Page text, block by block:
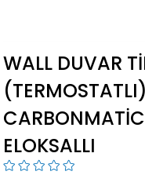
WALL DUVAR
ELOKSALLI